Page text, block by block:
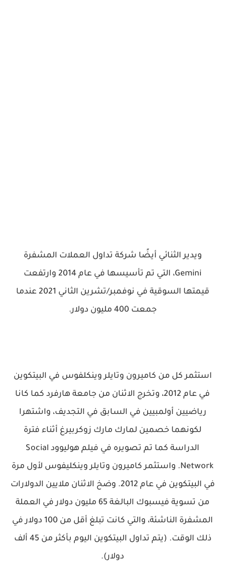
ويدير الثنائي أيضًا شركة تداول العملات المشفرة
Gemini، التي تم تأسيسها في عام 2014 وارتفعت
قيمتها السوقية في نوفمبر/تشرين الثاني 2021 عندما
جمعت 400 مليون دولار.
استثمر كل من كاميرون وتايلر وينكلفوس في البيتكوين
في عام 2012، وتخرج الاثنان من جامعة هارفرد كما كانا
رياضيين أولمبيين في السابق في التجديف، واشتهرا
لكونهما خصمين لمارك مارك زوكربيرغ أثناء فترة
الدراسة كما تم تصويره في فيلم هوليوود Social
Network. واستثمر كاميرون وتايلر وينكليفوس لأول مرة
في البيتكوين في عام 2012. وضخ الاثنان ملايين الدولارات
من تسوية فيسبوك البالغة 65 مليون دولار في العملة
المشفرة الناشئة، والتي كانت تبلغ أقل من 100 دولار في
ذلك الوقت. (يتم تداول البيتكوين اليوم بأكثر من 45 ألف
دولار).